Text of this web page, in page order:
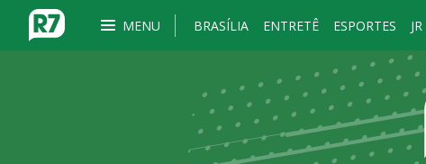
MENU BRASÍLIA ENTRETÊ ESPORTES